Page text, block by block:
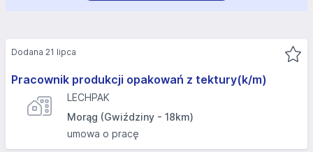
Pracownik produkcji opakowań z tektury(k/m)
LECHPAK
Morąg (Gwiździny - 18km)
umowa o pracę
Dodana 21 lipca